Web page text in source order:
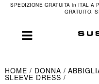
SPEDIZIONE GRATUITA in ITALIA
GRATUITO.
HOME DONNA
SLEEVE DRESS